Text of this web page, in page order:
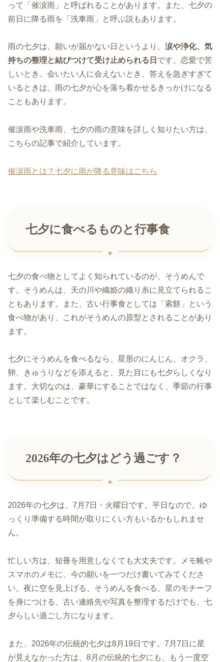
って「催涙雨」と呼ばれることがあります。また、七夕の
前日に降る雨を「洗車雨」と呼ぶ説もあります。
雨の七夕は、願いが届かない日というより、 涙や浄化、気
持ちの整理と結びつけて受け止められる日 です。恋愛で苦
しいとき、会いたい人に会えないとき、答えを急ぎすぎて
いるときは、雨の七夕が心を落ち着かせるきっかけになる
こともあります。
催涙雨や洗車雨、七夕の雨の意味を詳しく知りたい方は、
こちらの記事で紹介しています。
催涙雨とは？七夕に雨が降る意味はこちら
七夕に食べるものと行事食
七夕の食べ物としてよく知られているのが、そうめんで
す。そうめんは、天の川や織姫の織り糸に見立てられるこ
ともあります。また、古い行事食としては「索餅」という
食べ物があり、これがそうめんの原型とされることがあり
ます。
七夕にそうめんを食べるなら、星形のにんじん、オクラ、
卵、きゅうりなどを添えると、見た目にも七夕らしくなり
ます。大切なのは、豪華にすることではなく、季節の行事
として楽しむことです。
2026年の七夕はどう過ごす？
2026年の七夕は、7月7日・火曜日です。平日なので、ゆ
っくり準備する時間が取りにくい方もいるかもしれませ
ん。
忙しい方は、短冊を用意しなくても大丈夫です。メモ帳や
スマホのメモに、今の願いを一つだけ書いてみてくださ
い。夜に空を見上げる、そうめんを食べる、星のモチーフ
を身につける、古い連絡先や写真を整理するだけでも、七
夕らしい過ごし方になります。
また、2026年の伝統的七夕は8月19日です。7月7日に星
が見えなかった方は、8月の伝統的七夕にも、もう一度空